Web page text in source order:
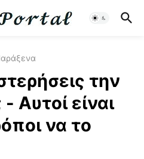
την
Αυτοί είναι
να το